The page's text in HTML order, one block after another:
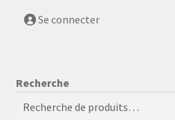
Se connecter
Recherche